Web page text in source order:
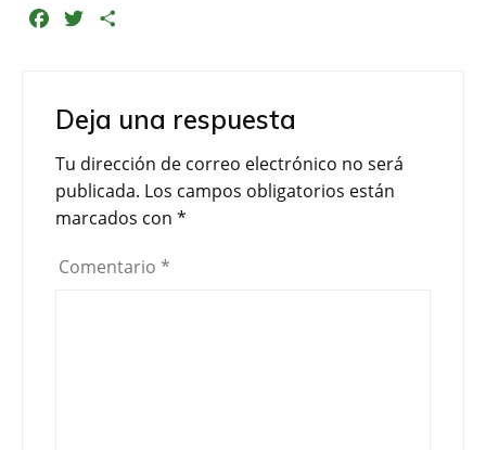
b
o
k
t
r
a
t
i
r
Deja una respuesta
Tu dirección de correo electrónico no será
publicada. Los campos obligatorios están
marcados con *
Comentario *